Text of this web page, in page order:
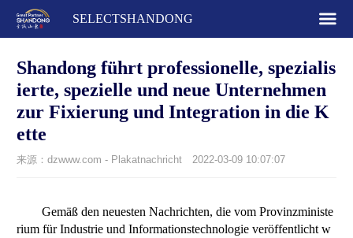
SELECTSHANDONG
Shandong führt professionelle, spezialis
ierte, spezielle und neue Unternehmen
zur Fixierung und Integration in die K
ette
来源：dzwww.com - Plakatnachricht 2022-03-09 10:07:07
Gemäß den neuesten Nachrichten, die vom Provinzministe
rium für Industrie und Informationstechnologie veröffentlicht w